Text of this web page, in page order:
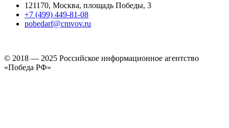
121170, Москва, площадь Победы, 3
+7 (499) 449-81-08
pobedarf@cmvov.ru
© 2018 — 2025 Российское информационное агентство
«Победа РФ»